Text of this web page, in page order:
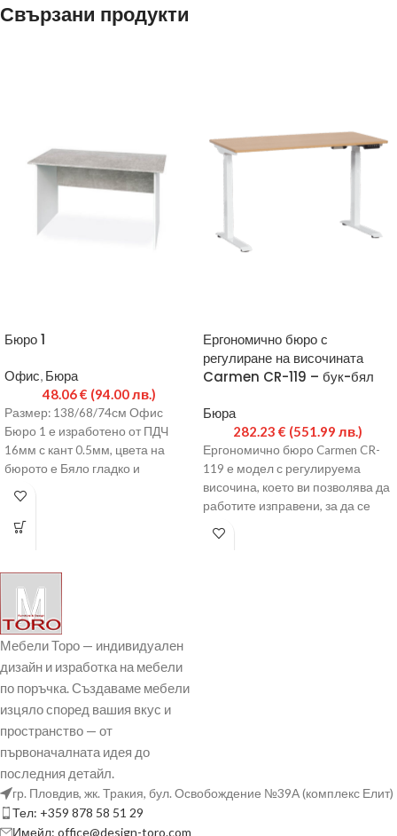
Свързани продукти
Бюро 1
Офис, Бюра
48.06€ (94.00 лв.)
Размер: 138/68/74см Офис
Бюро 1 е изработено от ПДЧ
16мм с кант 0.5мм, цвета на
бюрото е Бяло гладко и
Ергономично бюро с
регулиране на височината
Carmen CR-119 – бук-бял
Бюра
282.23 € (551.99 лв.)
Ергономично бюро Carmen CR-
119 е модел с регулируема
височина, което ви позволява да
работите изправени, за да се
раздвижвате през
Мебели Торо — индивидуален
дизайн и изработка на мебели
по поръчка. Създаваме мебели
изцяло според вашия вкус и
пространство — от
първоначалната идея до
последния детайл.
гр. Пловдив, жк. Тракия, бул. Освобождение №39А (комплекс Елит)
Тел: +359 878 58 51 29
Имейл: office@design-toro.com